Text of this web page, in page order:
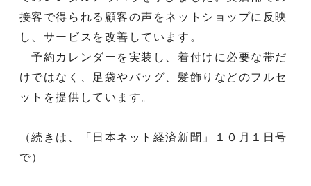
接客で得られる顧客の声をネットショップに反映
し、サービスを改善しています。
予約カレンダーを実装し、着付けに必要な帯だ
けではなく、足袋やバッグ、髪飾りなどのフルセ
ットを提供しています。
（続きは、「日本ネット経済新聞」１０月１日号
で）